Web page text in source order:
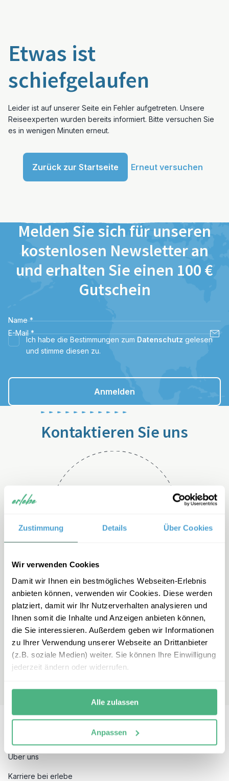
Zustimmung Details Über Cookies
Wir verwenden Cookies
Damit wir Ihnen ein bestmögliches Webseiten-Erlebnis
anbieten können, verwenden wir Cookies. Diese werden
platziert, damit wir Ihr Nutzerverhalten analysieren und
Ihnen somit die Inhalte und Anzeigen anbieten können,
die Sie interessieren. Außerdem geben wir Informationen
zu Ihrer Verwendung unserer Webseite an Drittanbieter
(z.B. soziale Medien) weiter. Sie können Ihre Einwilligung
jederzeit ändern oder widerrufen.
Alle zulassen
Anpassen
Etwas ist
schiefgelaufen
Leider ist auf unserer Seite ein Fehler aufgetreten. Unsere
Reiseexperten wurden bereits informiert. Bitte versuchen Sie
es in wenigen Minuten erneut.
Zurück zur Startseite Erneut versuchen
Melden Sie sich für unseren
kostenlosen Newsletter an
und erhalten Sie einen 100 €
Gutschein
Name *
E-Mail *
Ich habe die Bestimmungen zum Datenschutz gelesen
und stimme diesen zu.
Anmelden
Kontaktieren Sie uns
+49 2151 3880 192
E-mail
mexiko-
familienreisen@erlebe.de
Über uns
Karriere bei erlebe